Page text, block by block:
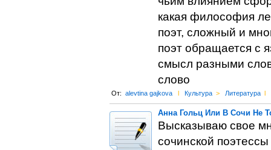
какая философия
поэт, сложный и
поэт обращается с
смысл разными
слово
От: alevtina gajkova l Культура > Литература l
Анна Гольц Или В Сочи Не
Высказываю свое
сочинской